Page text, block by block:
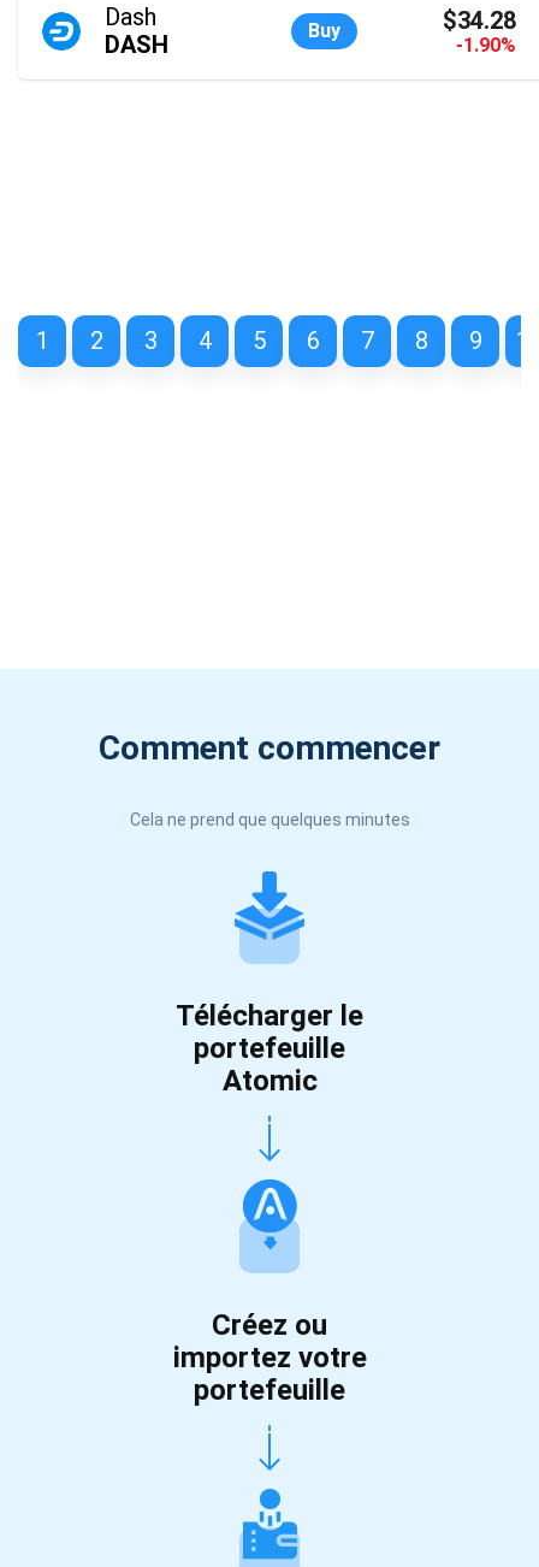
Dash
DASH
Buy $34.28
-1.90%
1 2 3 4 5 6 7 8 9
Comment commencer
Cela ne prend que quelques minutes
Télécharger le
portefeuille
Atomic
Créez ou
importez votre
portefeuille